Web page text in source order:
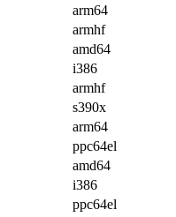
arm64
armhf
amd64
i386
armhf
s390x
arm64
ppc64el
amd64
i386
ppc64el